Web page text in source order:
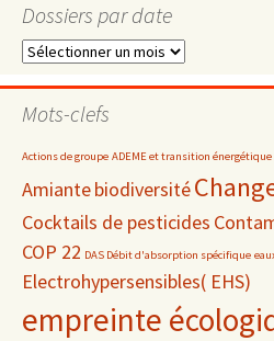
Dossiers par date
Dossiers
date
Mots-clefs
Actions de groupe ADEME et transition énergétique
Amiantebiodiversité
Cocktails de pesticides
COP 22 DAS Débit d'absorption spécifique
Electrohypersensibles( EHS)
empreinte